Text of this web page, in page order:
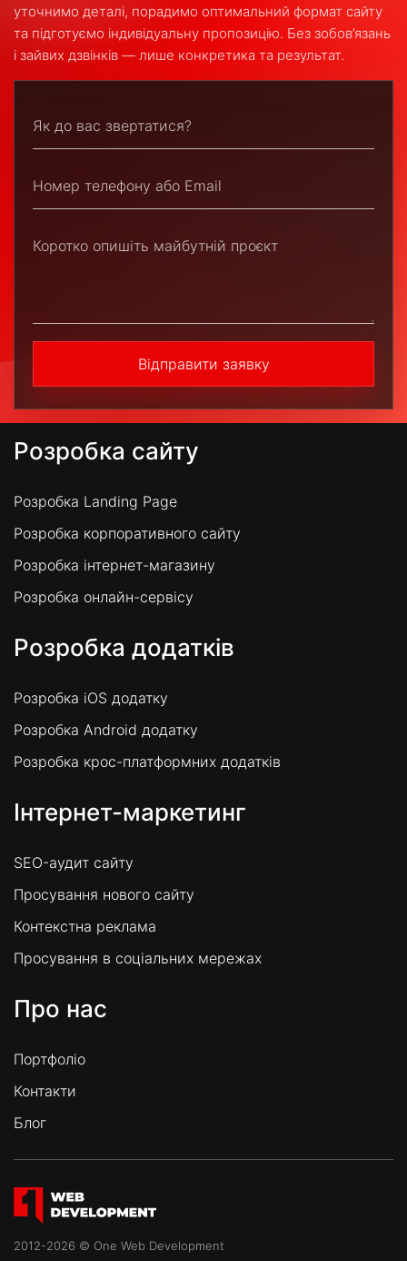
уточнимо деталі, порадимо оптимальний формат сайту
та підготуємо індивідуальну пропозицію. Без зобов’язань
і зайвих дзвінків — лише конкретика та результат.
Відправити заявку
Розробка сайту
Розробка Landing Page
Розробка корпоративного сайту
Розробка інтернет-магазину
Розробка онлайн-сервісу
Розробка додатків
Розробка iOS додатку
Розробка Android додатку
Розробка крос-платформних додатків
Інтернет-маркетинг
SEO-аудит сайту
Просування нового сайту
Контекстна реклама
Просування в соціальних мережах
Про нас
Портфоліо
Контакти
Блог
2012-2026 © One Web Development